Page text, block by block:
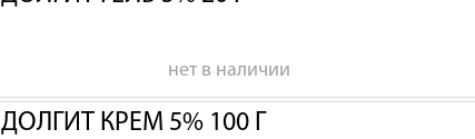
нет в наличии
ДОЛГИТ КРЕМ 5% 100 Г